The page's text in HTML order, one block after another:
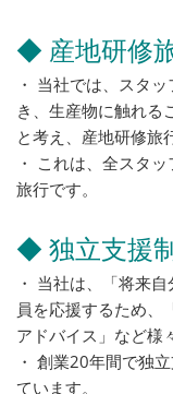
◆ 産地研修
・ 当社では、スタ
き、生産物に触れる
と考え、産地研修旅
・ これは、全スタ
旅行です。
◆ 独立支援
・ 当社は、「将来
員を応援するため、
アドバイス」など様
・ 創業20年間で独
ています。